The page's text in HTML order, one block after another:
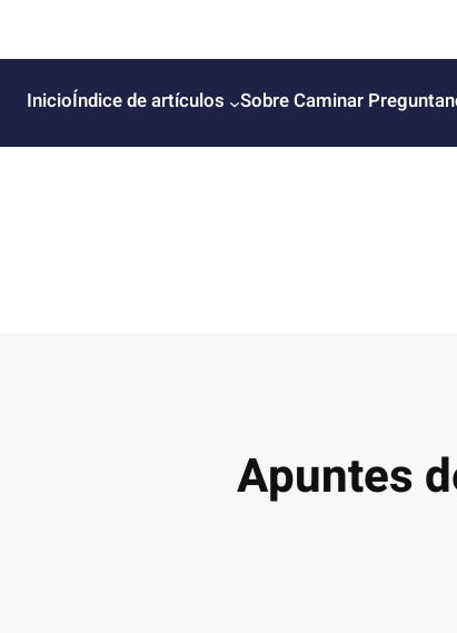
InicioÍndice de artículos Sobre Caminar
Apuntes